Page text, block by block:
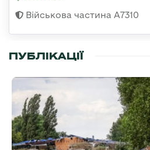
Військова частина А7310
ПУБЛІКАЦІЇ